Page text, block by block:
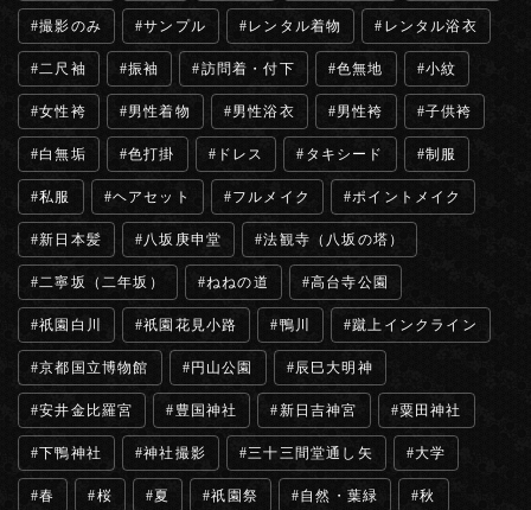
撮影のみ サンプル レンタル着物 レンタル浴衣
二尺袖 振袖 訪問着・付下 色無地 小紋
女性袴 男性着物 男性浴衣 男性袴 子供袴
白無垢 色打掛 ドレス タキシード 制服
私服 ヘアセット フルメイク ポイントメイク
新日本髪 八坂庚申堂 法観寺（八坂の塔）
二寧坂（二年坂） ねねの道 高台寺公園
祇園白川 祇園花見小路 鴨川 蹴上インクライン
京都国立博物館 円山公園 辰巳大明神
安井金比羅宮 豊国神社 新日吉神宮 粟田神社
下鴨神社 神社撮影 三十三間堂通し矢 大学
春 桜 夏 祇園祭 自然・葉緑 秋